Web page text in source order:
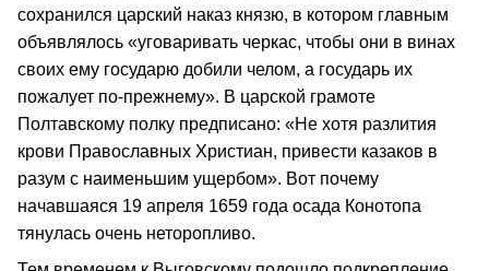
сохранился царский наказ князю, в котором главным
объявлялось «уговаривать черкас, чтобы они в винах
своих ему государю добили челом, а государь их
пожалует по-прежнему». В царской грамоте
Полтавскому полку предписано: «Не хотя разлития
крови Православных Христиан, привести казаков в
разум с наименьшим ущербом». Вот почему
начавшаяся 19 апреля 1659 года осада Конотопа
тянулась очень неторопливо.